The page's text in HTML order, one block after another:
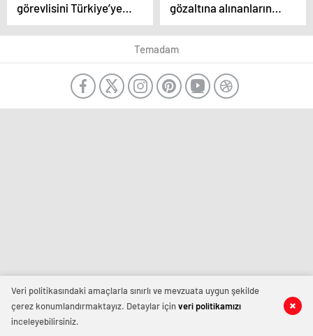
görevlisini Türkiye’ye
getirdi: Biri sağ, diğeri
şehit
gözaltına alınanların
isimleri belli oldu
Temadam
Veri politikasındaki amaçlarla sınırlı ve mevzuata uygun şekilde
çerez konumlandırmaktayız. Detaylar içinveri politikamızı
inceleyebilirsiniz.